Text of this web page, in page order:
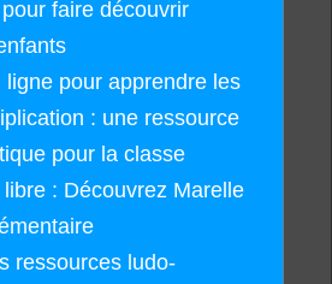
faire découvrir
ligne pour apprendre les
: une ressource
pour la classe
: Découvrez Marelle
ressources ludo-